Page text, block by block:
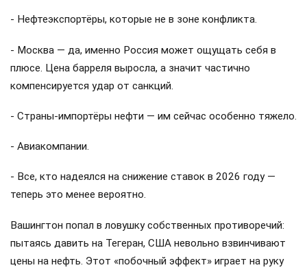
- Нефтеэкспортёры, которые не в зоне конфликта.
- Москва — да, именно Россия может ощущать себя в
плюсе. Цена барреля выросла, а значит частично
компенсируется удар от санкций.
- Страны-импортёры нефти — им сейчас особенно тяжело.
- Авиакомпании.
- Все, кто надеялся на снижение ставок в 2026 году —
теперь это менее вероятно.
Вашингтон попал в ловушку собственных противоречий:
пытаясь давить на Тегеран, США невольно взвинчивают
цены на нефть. Этот «побочный эффект» играет на руку